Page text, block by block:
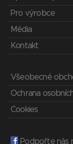
Pro výrobce
Média
Kontakt
Všeobecné
Ochrana
Cookies
Podpořte nás